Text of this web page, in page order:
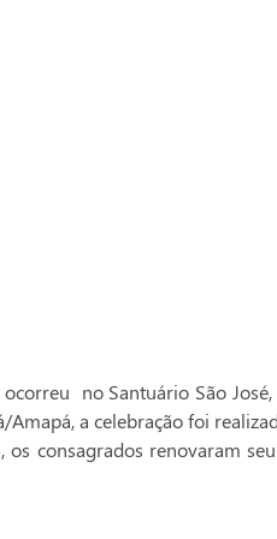
ocorreu no Santuário São
Amapá, a celebração foi
os consagrados renovaram